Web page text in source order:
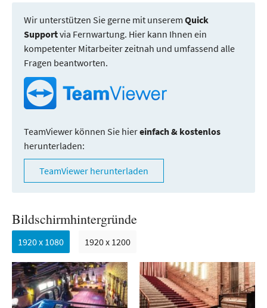
Wir unterstützen Sie gerne mit unserem Quick
Supportvia Fernwartung. Hier kann Ihnen ein
kompetenter Mitarbeiter zeitnah und umfassend alle
Fragen beantworten.
TeamViewer können Sie hiereinfach & kostenlos
herunterladen:
TeamViewer herunterladen
Bildschirmhintergründe
1920 x 1080 1920 x 1200